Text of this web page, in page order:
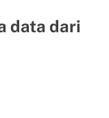
data dari